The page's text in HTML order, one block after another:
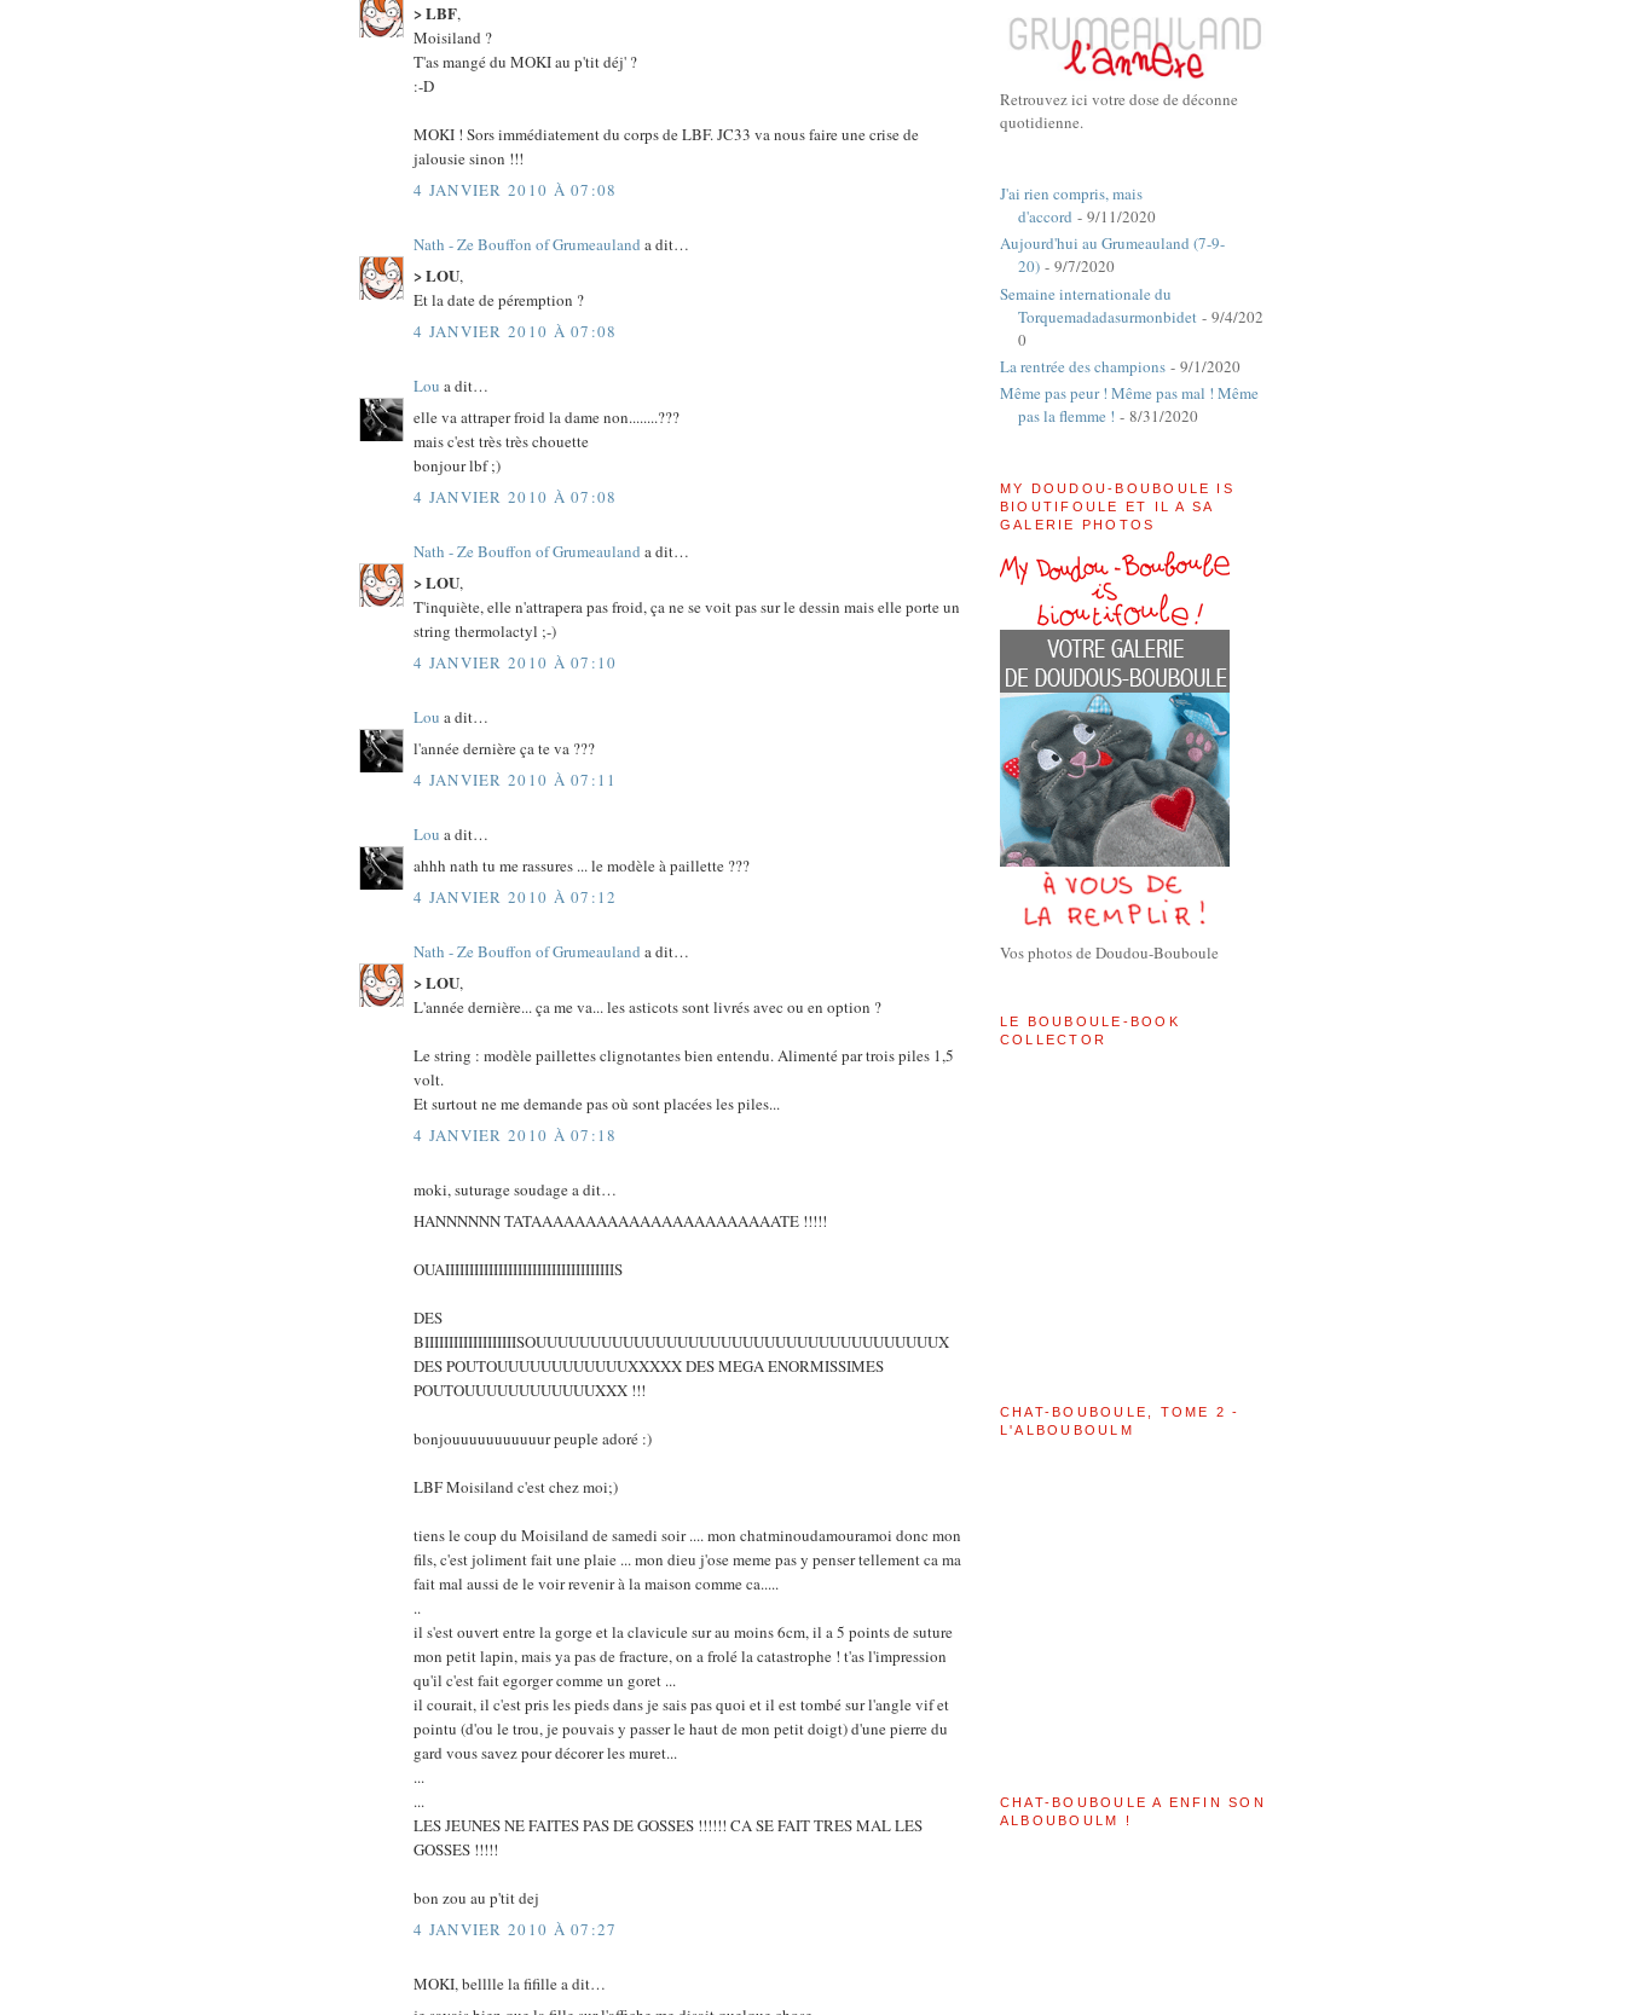
> LBF,
Moisiland ?
T'as mangé du MOKI au p'tit déj' ?
:-D
MOKI ! Sors immédiatement du corps de LBF. JC33 va nous faire une crise de
jalousie sinon !!!
4 JANVIER 2010 À 07:08
Nath - Ze Bouffon of Grumeauland a dit…
> LOU,
Et la date de péremption ?
4 JANVIER 2010 À 07:08
Lou a dit…
elle va attraper froid la dame non........???
mais c'est très très chouette
bonjour lbf ;)
4 JANVIER 2010 À 07:08
Nath - Ze Bouffon of Grumeauland a dit…
> LOU,
T'inquiète, elle n'attrapera pas froid, ça ne se voit pas sur le dessin mais elle porte un
string thermolactyl ;-)
4 JANVIER 2010 À 07:10
Lou a dit…
l'année dernière ça te va ???
4 JANVIER 2010 À 07:11
Lou a dit…
ahhh nath tu me rassures ... le modèle à paillette ???
4 JANVIER 2010 À 07:12
Nath - Ze Bouffon of Grumeauland a dit…
> LOU,
L'année dernière... ça me va... les asticots sont livrés avec ou en option ?
Le string : modèle paillettes clignotantes bien entendu. Alimenté par trois piles 1,5
volt.
Et surtout ne me demande pas où sont placées les piles...
4 JANVIER 2010 À 07:18
moki, suturage soudage a dit…
HANNNNNN TATAAAAAAAAAAAAAAAAAAAAAAATE !!!!!
OUAIIIIIIIIIIIIIIIIIIIIIIIIIIIIIIIIIIIS
DES
BIIIIIIIIIIIIIIIIIIISOUUUUUUUUUUUUUUUUUUUUUUUUUUUUUUUUUUUUUX
DES POUTOUUUUUUUUUUUUXXXXX DES MEGA ENORMISSIMES
POUTOUUUUUUUUUUUUXXX !!!
bonjouuuuuuuuuuur peuple adoré :)
LBF Moisiland c'est chez moi;)
tiens le coup du Moisiland de samedi soir .... mon chatminoudamouramoi donc mon
fils, c'est joliment fait une plaie ... mon dieu j'ose meme pas y penser tellement ca ma
fait mal aussi de le voir revenir à la maison comme ca.....
..
il s'est ouvert entre la gorge et la clavicule sur au moins 6cm, il a 5 points de suture
mon petit lapin, mais ya pas de fracture, on a frolé la catastrophe ! t'as l'impression
qu'il c'est fait egorger comme un goret ...
il courait, il c'est pris les pieds dans je sais pas quoi et il est tombé sur l'angle vif et
pointu (d'ou le trou, je pouvais y passer le haut de mon petit doigt) d'une pierre du
gard vous savez pour décorer les muret...
...
...
LES JEUNES NE FAITES PAS DE GOSSES !!!!!! CA SE FAIT TRES MAL LES
GOSSES !!!!!
bon zou au p'tit dej
4 JANVIER 2010 À 07:27
MOKI, belllle la fifille a dit…
Retrouvez ici votre dose de déconne
quotidienne.
J'ai rien compris, mais
d'accord - 9/11/2020
Aujourd'hui au Grumeauland (7-9-
20) - 9/7/2020
Semaine internationale du
Torquemadadasurmonbidet - 9/4/202
0
La rentrée des champions - 9/1/2020
Même pas peur ! Même pas mal ! Même
pas la flemme ! - 8/31/2020
MY DOUDOU-BOUBOULE IS
BIOUTIFOULE ET IL A SA
GALERIE PHOTOS
Vos photos de Doudou-Bouboule
LE BOUBOULE-BOOK
COLLECTOR
CHAT-BOUBOULE, TOME 2 -
L'ALBOUBOULM
CHAT-BOUBOULE A ENFIN SON
ALBOUBOULM !